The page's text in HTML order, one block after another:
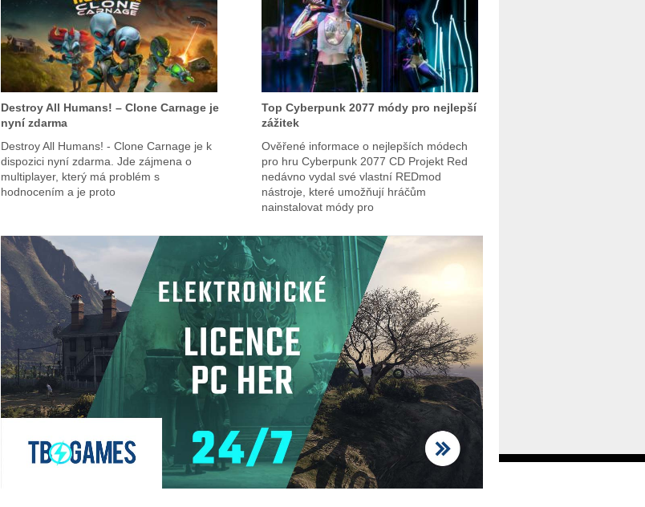
Destroy All Humans! – Clone Carnage je
nyní zdarma
Destroy All Humans! - Clone Carnage je k
dispozici nyní zdarma. Jde zájmena o
multiplayer, který má problém s
hodnocením a je proto
Top Cyberpunk 2077 módy pro nejlepší
zážitek
Ověřené informace o nejlepších módech
pro hru Cyberpunk 2077 CD Projekt Red
nedávno vydal své vlastní REDmod
nástroje, které umožňují hráčům
nainstalovat módy pro